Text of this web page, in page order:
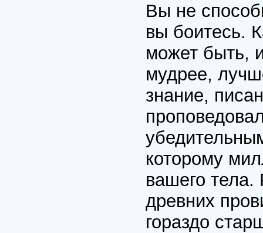
Вы не
вы боитесь.
может быть,
мудрее,
знание,
которому
вашего тела.
древних
гораздо